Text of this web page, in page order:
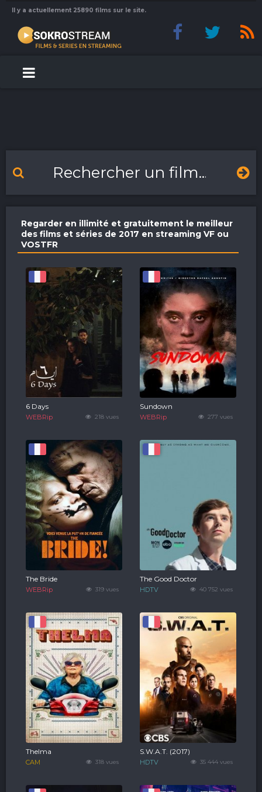
Il y a actuellement 25890 films sur le site.
Regarder en illimité et gratuitement le meilleur
des films et séries de 2017 en streaming VF ou
VOSTFR
218 vues
6 Days
WEBRip 277 vues
Sundown
WEBRip
319 vues
The Bride
WEBRip 40 752 vues
The Good Doctor
HDTV
318 vues
Thelma
CAM 35 444 vues
S.W.A.T. (2017)
HDTV